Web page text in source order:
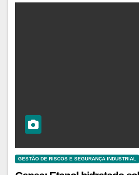
GESTÃO DE RISCOS E SEGURANÇA INDUSTRIAL